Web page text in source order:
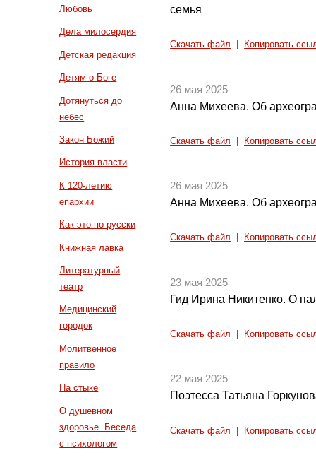
Любовь
Дела милосердия
Детская редакция
Детям о Боге
Дотянуться до
небес
Закон Божий
История власти
К 120-летию
епархии
Как это по-русски
Книжная лавка
Литературный
театр
Медицинский
городок
Молитвенное
правило
На стыке
О душевном
здоровье. Беседа
с психологом
семья
Скачать файл Копировать
26 мая 2025
Анна Михеева. Об
Скачать файл Копировать
26 мая 2025
Анна Михеева. Об
Скачать файл Копировать
23 мая 2025
Гид Ирина Никитенко. О
Скачать файл Копировать
22 мая 2025
Поэтесса Татьяна
Скачать файл Копировать